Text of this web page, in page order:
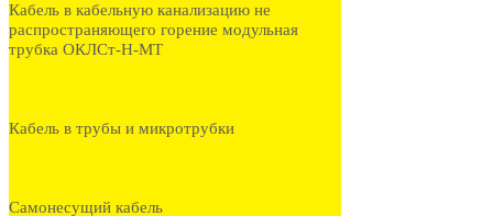
Кабель в кабельную канализацию не
распространяющего горение модульная
трубка ОКЛСт-Н-МТ
Кабель в трубы и микротрубки
Самонесущий кабель